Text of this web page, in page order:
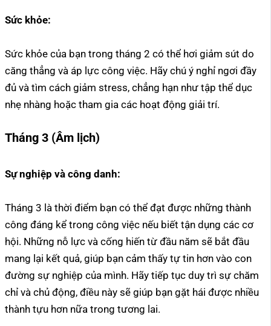
Sức khỏe:
Sức khỏe của bạn trong tháng 2 có thể hơi giảm sút do
căng thẳng và áp lực công việc. Hãy chú ý nghỉ ngơi đầy
đủ và tìm cách giảm stress, chẳng hạn như tập thể dục
nhẹ nhàng hoặc tham gia các hoạt động giải trí.
Tháng 3 (Âm lịch)
Sự nghiệp và công danh:
Tháng 3 là thời điểm bạn có thể đạt được những thành
công đáng kể trong công việc nếu biết tận dụng các cơ
hội. Những nỗ lực và cống hiến từ đầu năm sẽ bắt đầu
mang lại kết quả, giúp bạn cảm thấy tự tin hơn vào con
đường sự nghiệp của mình. Hãy tiếp tục duy trì sự chăm
chỉ và chủ động, điều này sẽ giúp bạn gặt hái được nhiều
thành tựu hơn nữa trong tương lai.